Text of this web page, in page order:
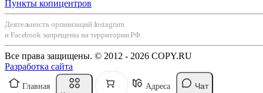
Пункты копицентров
Деятельность организаций Instagram
и Facebook запрещены на территории РФ.
Все права защищены. © 2012 - 2026 COPY.RU
Разработка сайта
Главная Адреса Чат